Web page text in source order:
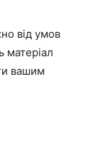
від умов
матеріал
вашим